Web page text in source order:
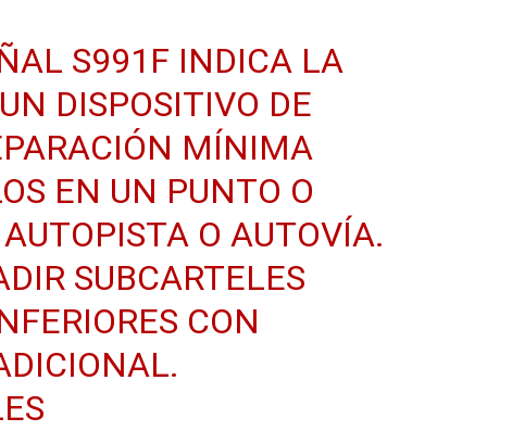
S991F INDICA LA
DISPOSITIVO DE
MÍNIMA
EN UN PUNTO O
O AUTOVÍA.
SUBCARTELES
CON